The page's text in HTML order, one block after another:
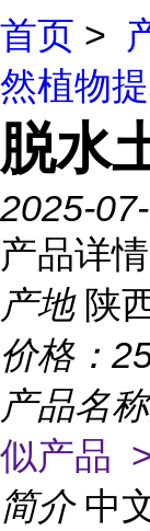
首页 >
然植物
脱水
2025-
产品详情
产地 陕
价格：
产品名称
似产品
简介 中